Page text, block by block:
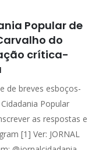
Popular de
do
crítica-
de breves esboços-
Popular
as respostas e
[1] Ver: JORNAL